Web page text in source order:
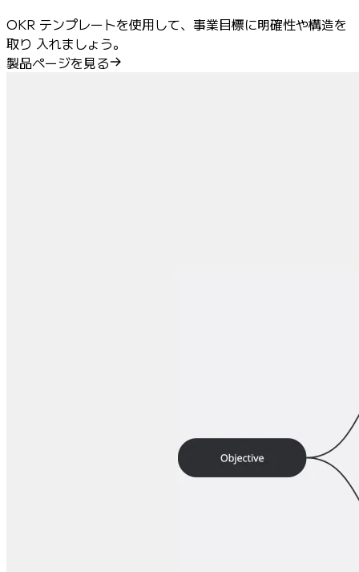
OKR テンプレートを使用して、事業目標に明確性や構造を
取り 入れましょう。
製品ページを見る